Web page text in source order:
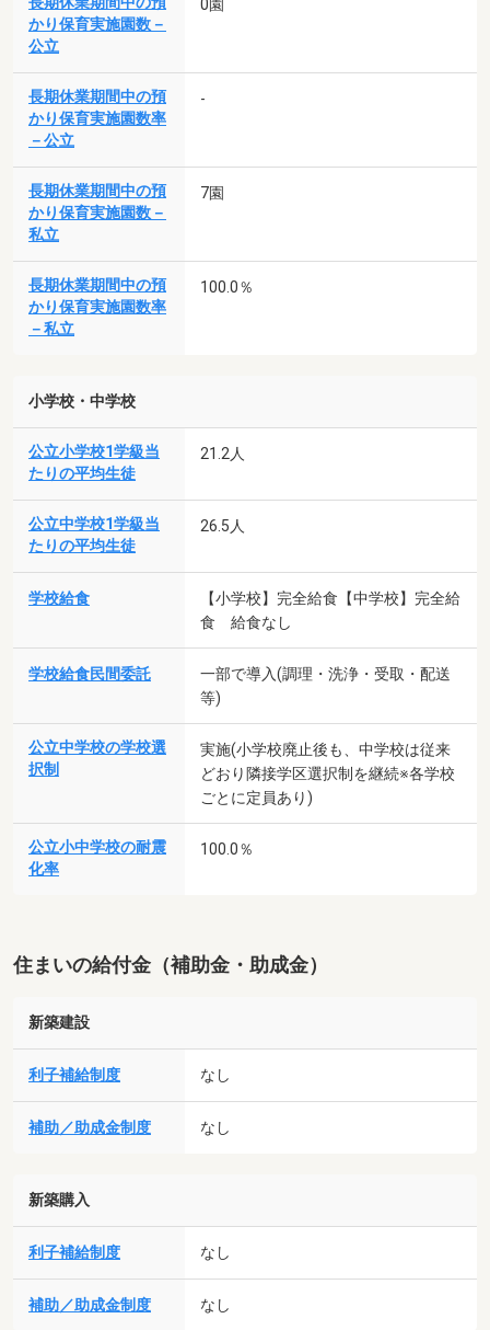
かり保育実施園数－
公立
0園
長期休業期間中の預
かり保育実施園数率
－公立
-
長期休業期間中の預
かり保育実施園数－
私立
7園
長期休業期間中の預
かり保育実施園数率
－私立
100.0％
小学校・中学校
公立小学校1学級当
たりの平均生徒
21.2人
公立中学校1学級当
たりの平均生徒
26.5人
学校給食
【小学校】完全給食【中学校】完全給
食 給食なし
学校給食民間委託
一部で導入(調理・洗浄・受取・配送
等)
公立中学校の学校選
択制
実施(小学校廃止後も、中学校は従来
どおり隣接学区選択制を継続※各学校
ごとに定員あり)
公立小中学校の耐震
化率
100.0％
住まいの給付金（補助金・助成金）
新築建設
利子補給制度 なし
補助／助成金制度 なし
新築購入
利子補給制度 なし
補助／助成金制度 なし